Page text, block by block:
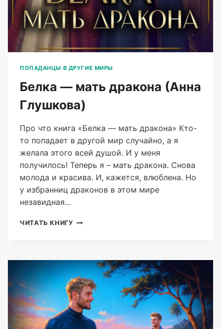
ПОПАДАНЦЫ В ДРУГИЕ МИРЫ
Белка — мать дракона (Анна
Глушкова)
Про что книга «Белка — мать дракона» Кто-
то попадает в другой мир случайно, а я
желала этого всей душой. И у меня
получилось! Теперь я – мать дракона. Снова
молода и красива. И, кажется, влюблена. Но
у избранниц драконов в этом мире
незавидная…
ЧИТАТЬ КНИГУ БЕЛКА
(АННА
ГЛУШКОВА)